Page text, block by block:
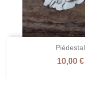
Piédestal
Prix
10,00 €